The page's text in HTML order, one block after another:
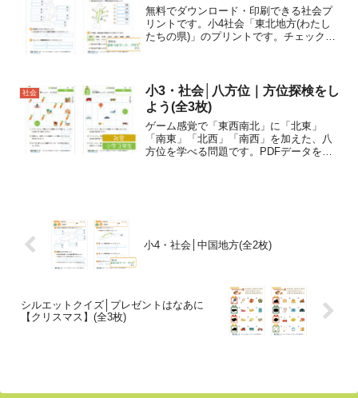
無料でダウンロード・印刷できる社会プ
リントです。小4社会「東北地方(わたし
たちの県)」のプリントです。チェックポ
川、平野の名前を覚えま...
社会
小3・社会│八方位｜方位探検をし
よう(全3枚)
ゲーム感覚で「東西南北」に「北東」
「南東」「北西」「南西」を加えた、八
方位を学べる問題です。PDFデータを無
小4・社会│中国地方(全2枚)
シルエットクイズ│プレゼントはなあに
【クリスマス】(全3枚)